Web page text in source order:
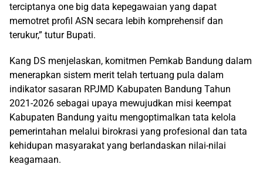
terciptanya one big data kepegawaian yang dapat
memotret profil ASN secara lebih komprehensif dan
terukur,” tutur Bupati.
Kang DS menjelaskan, komitmen Pemkab Bandung dalam
menerapkan sistem merit telah tertuang pula dalam
indikator sasaran RPJMD Kabupaten Bandung Tahun
2021-2026 sebagai upaya mewujudkan misi keempat
Kabupaten Bandung yaitu mengoptimalkan tata kelola
pemerintahan melalui birokrasi yang profesional dan tata
kehidupan masyarakat yang berlandaskan nilai-nilai
keagamaan.